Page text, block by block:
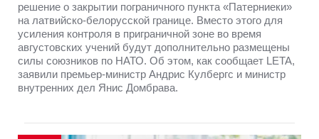
решение о закрытии пограничного пункта «Патерниеки»
на латвийско-белорусской границе. Вместо этого для
усиления контроля в приграничной зоне во время
августовских учений будут дополнительно размещены
силы союзников по НАТО. Об этом, как сообщает LETA,
заявили премьер-министр Андрис Кулбергс и министр
внутренних дел Янис Домбрава.